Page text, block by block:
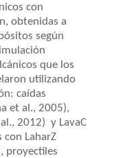
con
obtenidas a
según
que los
utilizando
caídas
et al., 2005),
2012) y LavaC
con LaharZ
proyectiles